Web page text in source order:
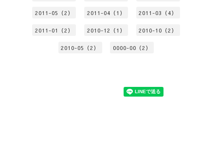
2011-05（2） 2011-04（1） 2011-03（4）
2011-01（2） 2010-12（1） 2010-10（2）
2010-05（2） 0000-00（2）